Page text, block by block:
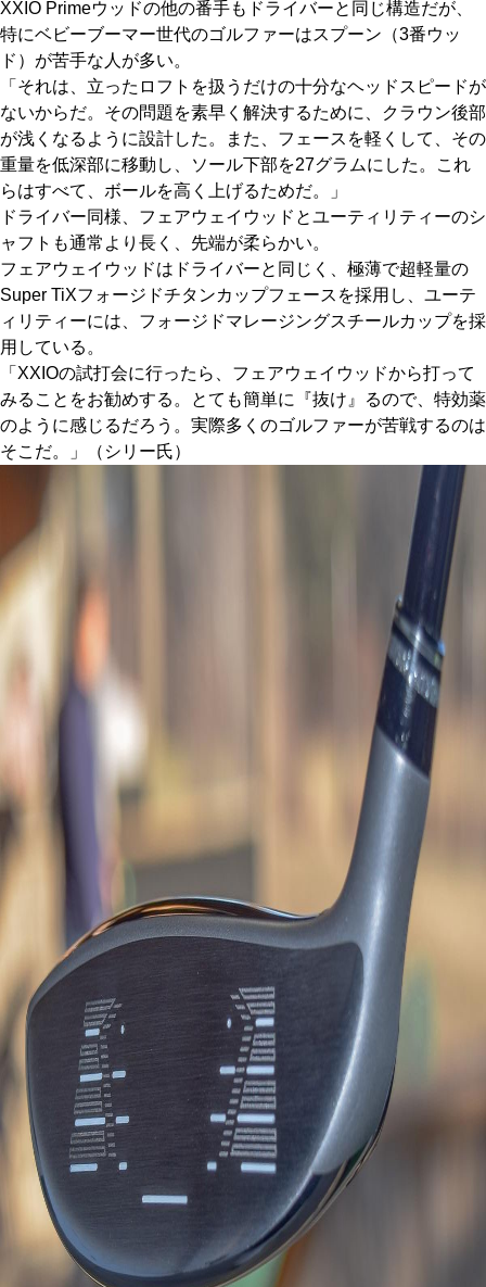
XXIO Primeウッドの他の番手もドライバーと同じ構造だが、
特にベビーブーマー世代のゴルファーはスプーン（3番ウッ
ド）が苦手な人が多い。
「それは、立ったロフトを扱うだけの十分なヘッドスピードが
ないからだ。その問題を素早く解決するために、クラウン後部
が浅くなるように設計した。また、フェースを軽くして、その
重量を低深部に移動し、ソール下部を27グラムにした。これ
らはすべて、ボールを高く上げるためだ。」
ドライバー同様、フェアウェイウッドとユーティリティーのシ
ャフトも通常より長く、先端が柔らかい。
フェアウェイウッドはドライバーと同じく、極薄で超軽量の
Super TiXフォージドチタンカップフェースを採用し、ユーテ
ィリティーには、フォージドマレージングスチールカップを採
用している。
「XXIOの試打会に行ったら、フェアウェイウッドから打って
みることをお勧めする。とても簡単に『抜け』るので、特効薬
のように感じるだろう。実際多くのゴルファーが苦戦するのは
そこだ。」（シリー氏）